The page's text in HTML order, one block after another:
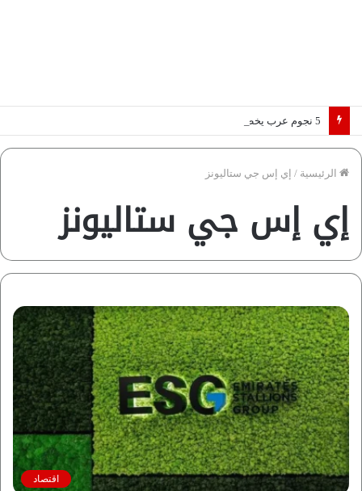
الرئيسية / إي إس جي ستاليونز
إي إس جي ستاليونز
اقتصاد